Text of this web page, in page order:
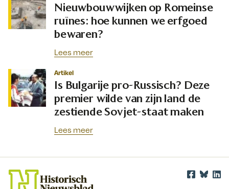
Nieuwbouwwijken op Romeinse
ruïnes: hoe kunnen we erfgoed
bewaren?
Lees meer
Artikel
Is Bulgarije pro-Russisch? Deze
premier wilde van zijn land de
zestiende Sovjet-staat maken
Lees meer